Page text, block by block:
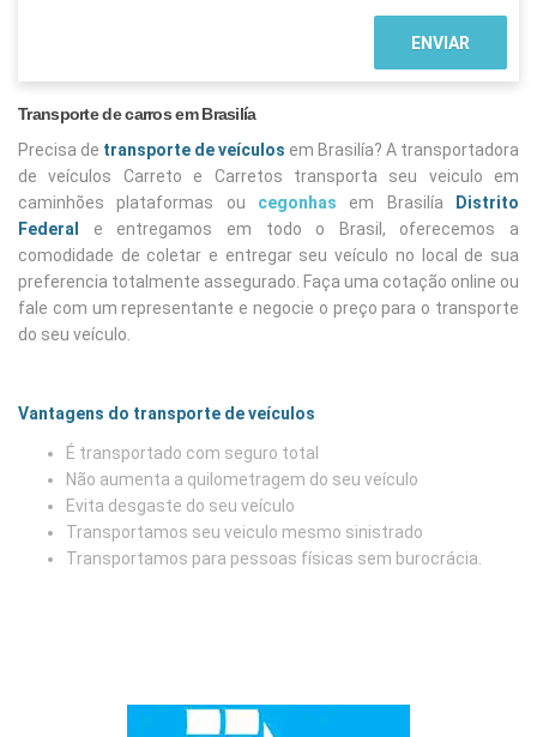
Transporte de carros em Brasilía
Precisa de transporte de veículos em Brasilía? A transportadora
de veículos Carreto e Carretos transporta seu veiculo em
caminhões plataformas ou cegonhas em Brasilía
Distrito
Federal e entregamos em todo o Brasil, oferecemos a
comodidade de coletar e entregar seu veículo no local de sua
preferencia totalmente assegurado. Faça uma cotação online ou
fale com um representante e negocie o preço para o transporte
do seu veículo.
Vantagens do transporte de veículos
É transportado com seguro total
Não aumenta a quilometragem do seu veículo
Evita desgaste do seu veículo
Transportamos seu veiculo mesmo sinistrado
Transportamos para pessoas físicas sem burocrácia.